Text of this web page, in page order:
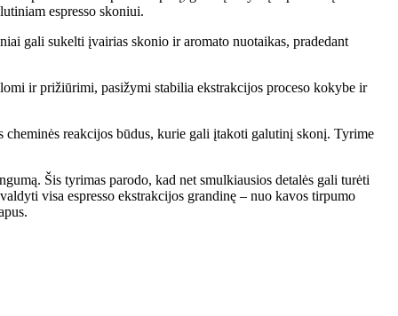
espresso skoniui.
gali sukelti įvairias skonio ir aromato nuotaikas, pradedant
ir prižiūrimi, pasižymi stabilia ekstrakcijos proceso kokybe ir
reakcijos būdus, kurie gali įtakoti galutinį skonį. Tyrime
Šis tyrimas parodo, kad net smulkiausios detalės gali turėti
visa espresso ekstrakcijos grandinę – nuo kavos tirpumo